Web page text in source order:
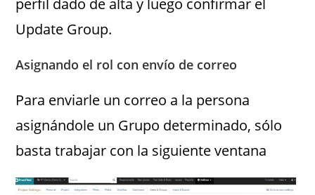
perfil dado de alta y luego confirmar el
Update Group.
Asignando el rol con envío de correo
Para enviarle un correo a la persona
asignándole un Grupo determinado, sólo
basta trabajar con la siguiente ventana